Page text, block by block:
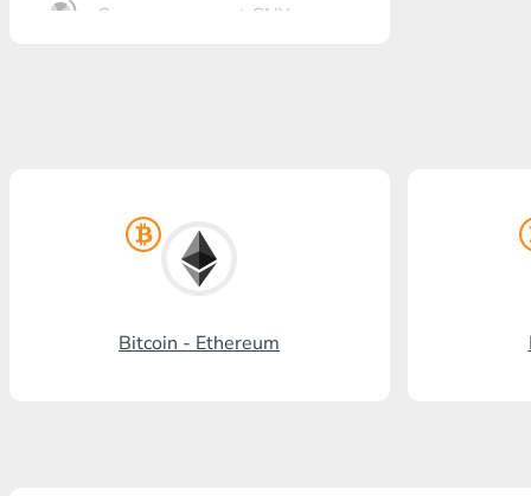
Company account CNY
Promsvyazbank
Russischer Standart
Bitcoin - Ethereum